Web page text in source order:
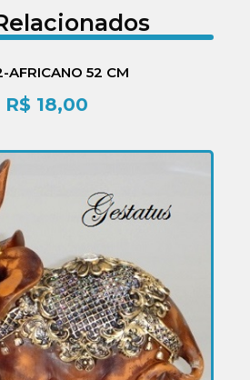
AFRICANO 52 CM
R$18,00